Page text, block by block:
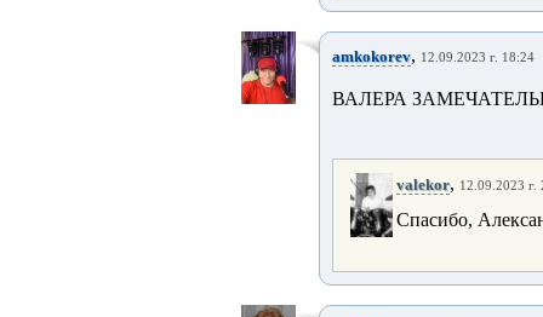
amkokorev, 12.09.2023 г. 18:24
ВАЛЕРА
valekor, 12.09.2023 г.
Спасибо,